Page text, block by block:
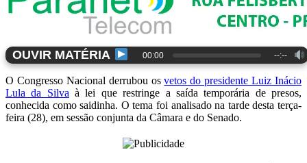
OUVIR MATÉRIA 00:00 --:--
O Congresso Nacional derrubou osvetos do presidente Luiz Inácio
Lula da Silva à lei que restringe a saída temporária de presos,
conhecida como saidinha. O tema foi analisado na tarde desta terça-
feira (28), em sessão conjunta da Câmara e do Senado.